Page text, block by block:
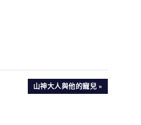
NEXT
山神大人與他的寵兒